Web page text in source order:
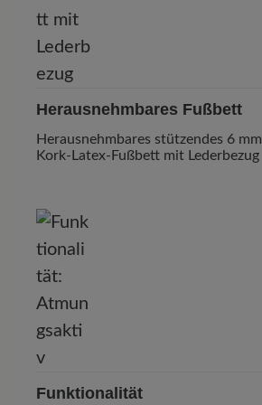
Herausnehmbares Fußbett
Herausnehmbares stützendes 6 mm
Kork-Latex-Fußbett mit Lederbezug
Funktionalität